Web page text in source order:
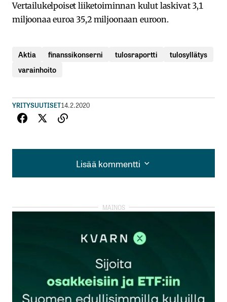
Vertailukelpoiset liiketoiminnan kulut laskivat 3,1
miljoonaa euroa 35,2 miljoonaan euroon.
Aktia finanssikonserni tulosraportti
tulosyllätys
varainhoito
YRITYSUUTISET14.2.2020
Lisää kommentti
Lisää kommentti
kirjautua
rekisteröityä